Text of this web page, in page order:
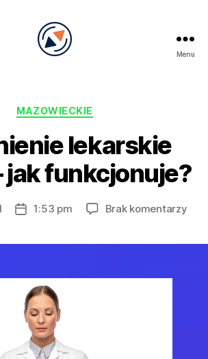
Menu
Kategorie
MAZOWIECKIE
lekarskie
jak funkcjonuje?
Data1:53 pm Brak komentarzydo